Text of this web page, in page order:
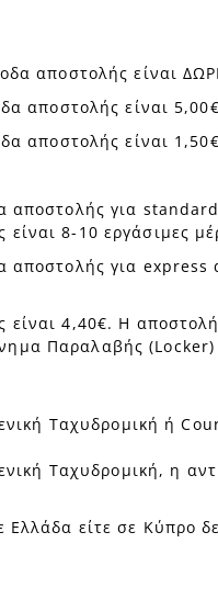
αποστολής είναι
αποστολής είναι
αποστολής είναι
αποστολής για
8-10 εργάσιμες
αποστολής για
4,40€. Η
Παραλαβής (Locker)
Ταχυδρομική ή
Ταχυδρομική, η
Ελλάδα είτε σε Κύπρο